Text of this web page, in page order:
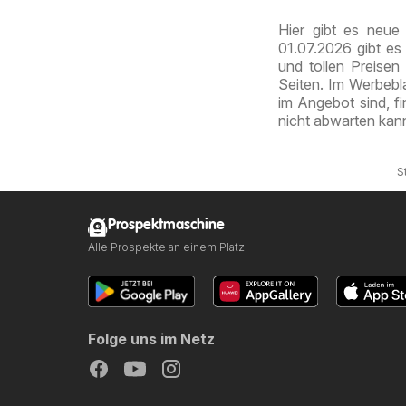
Hier gibt es
01.07.2026 gibt
und tollen
Seiten. Im
im Angebot sind,
nicht abwarten
Prospektmaschine
Alle Prospekte an einem Platz
Folge uns im Netz